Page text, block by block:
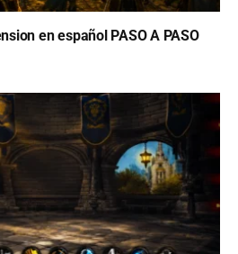
en español PASO A PASO